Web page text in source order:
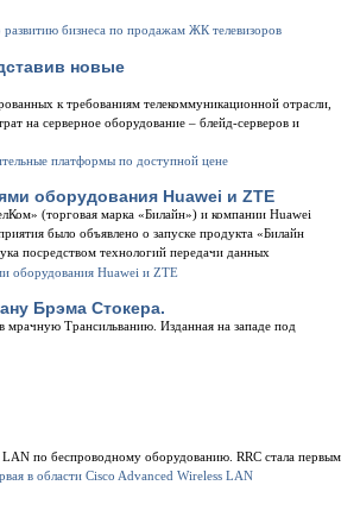
новые
к требованиям телекоммуникационной отрасли,
на серверное оборудование – блейд-серверов и
оборудования Huawei и ZTE
(торговая марка «Билайн») и компании Huawei
было объявлено о запуске продукта «Билайн
посредством технологий передачи данных
Брэма Стокера.
мрачную Трансильванию. Изданная на западе под
по беспроводному оборудованию. RRC стала первым